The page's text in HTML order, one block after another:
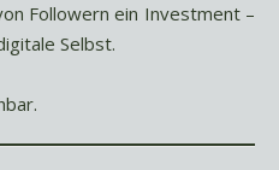
Followern ein Investment –
Selbst.